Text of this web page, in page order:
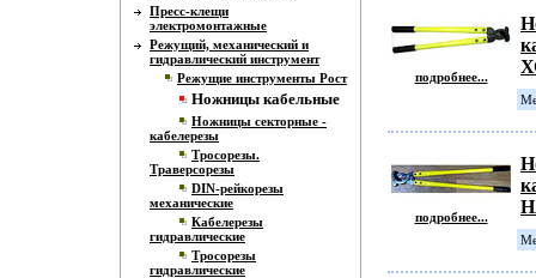
Пресс-клещи
электромонтажные
Режущий, механический и
гидравлический инструмент
Режущие инструменты Рост
Ножницы кабельные
Ножницы секторные -
кабелерезы
Тросорезы.
Траверсорезы
DIN-рейкорезы
механические
Кабелерезы
гидравлические
Тросорезы
гидравлические
подробнее...
подробнее...